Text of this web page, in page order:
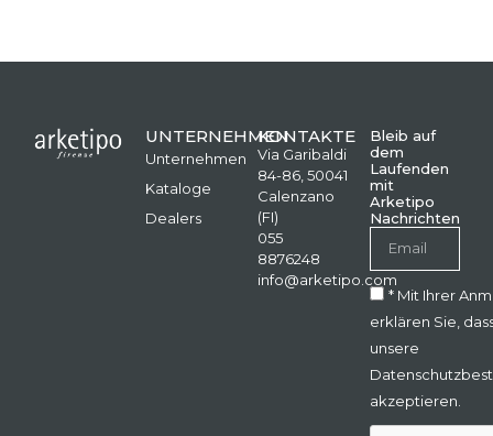
UNTERNEHMEN
Unternehmen
Kataloge
Dealers
KONTAKTE
Via Garibaldi
84-86, 50041
Calenzano
(FI)
055
8876248
info@arketipo.com
Bleib auf
dem
Laufenden
mit
Arketipo
Nachrichten
* Mit Ihrer
erklären Sie,
unsere
akzeptieren.